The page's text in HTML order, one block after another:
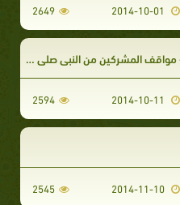
2649
النبي صلى الله عليه وسلم - تعذيب المؤمنين
2594
2014-11-10
2545